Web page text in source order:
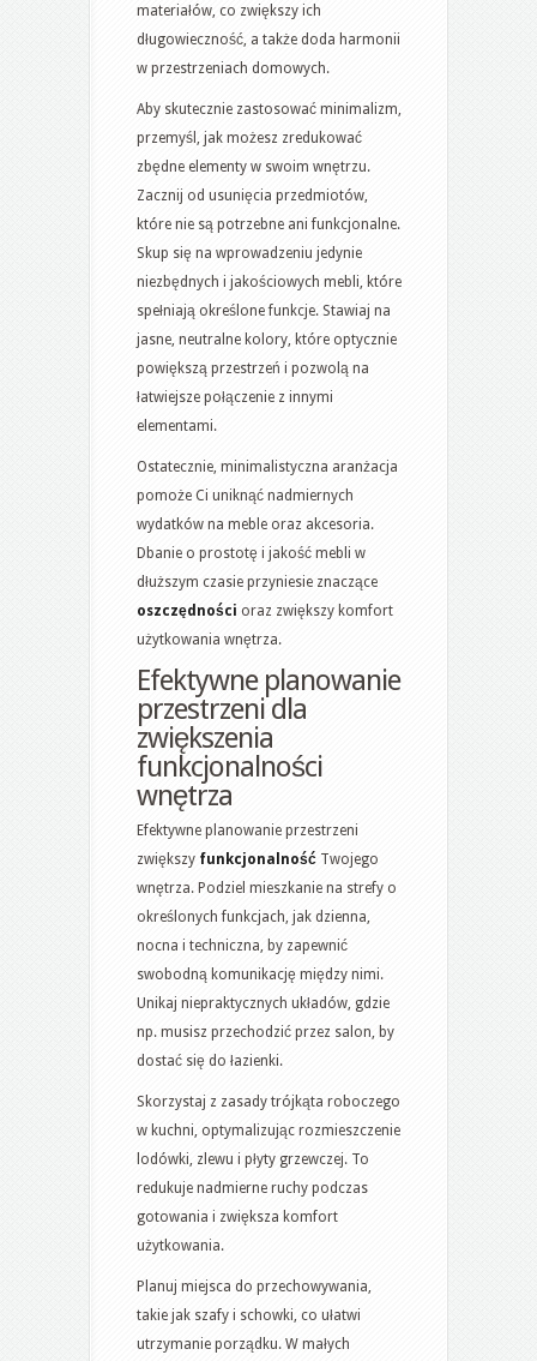
materiałów, co zwiększy ich
długowieczność, a także doda harmonii
w przestrzeniach domowych.
Aby skutecznie zastosować minimalizm,
przemyśl, jak możesz zredukować
zbędne elementy w swoim wnętrzu.
Zacznij od usunięcia przedmiotów,
które nie są potrzebne ani funkcjonalne.
Skup się na wprowadzeniu jedynie
niezbędnych i jakościowych mebli, które
spełniają określone funkcje. Stawiaj na
jasne, neutralne kolory, które optycznie
powiększą przestrzeń i pozwolą na
łatwiejsze połączenie z innymi
elementami.
Ostatecznie, minimalistyczna aranżacja
pomoże Ci uniknąć nadmiernych
wydatków na meble oraz akcesoria.
Dbanie o prostotę i jakość mebli w
dłuższym czasie przyniesie znaczące
oszczędności oraz zwiększy komfort
użytkowania wnętrza.
Efektywne planowanie
przestrzeni dla
zwiększenia
funkcjonalności
wnętrza
Efektywne planowanie przestrzeni
zwiększy funkcjonalność Twojego
wnętrza. Podziel mieszkanie na strefy o
określonych funkcjach, jak dzienna,
nocna i techniczna, by zapewnić
swobodną komunikację między nimi.
Unikaj niepraktycznych układów, gdzie
np. musisz przechodzić przez salon, by
dostać się do łazienki.
Skorzystaj z zasady trójkąta roboczego
w kuchni, optymalizując rozmieszczenie
lodówki, zlewu i płyty grzewczej. To
redukuje nadmierne ruchy podczas
gotowania i zwiększa komfort
użytkowania.
Planuj miejsca do przechowywania,
takie jak szafy i schowki, co ułatwi
utrzymanie porządku. W małych